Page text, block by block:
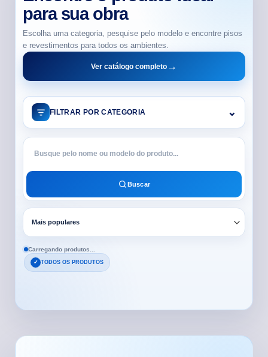
para sua obra
Escolha uma categoria, pesquise pelo modelo e encontre pisos
e revestimentos para todos os ambientes.
Ver catálogo completo
FILTRAR POR CATEGORIA ⌄
Buscar
Carregando produtos...
TODOS OS PRODUTOS